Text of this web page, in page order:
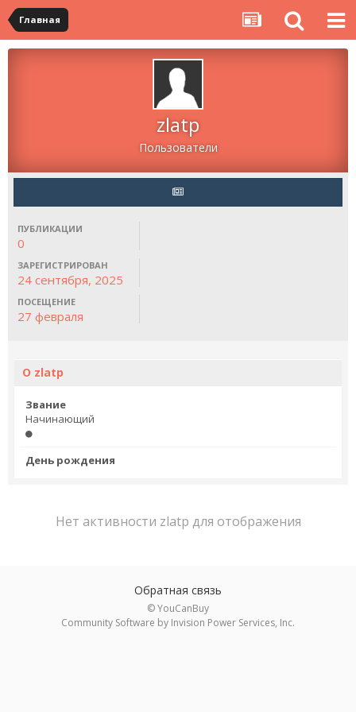
Главная
zlatp
Пользователи
ПУБЛИКАЦИИ
0
ЗАРЕГИСТРИРОВАН
24 сентября, 2025
ПОСЕЩЕНИЕ
27 февраля
О zlatp
Звание
Начинающий
День рождения
Нет активности zlatp для отображения
Обратная связь
© YouCanBuy
Community Software by Invision Power Services, Inc.